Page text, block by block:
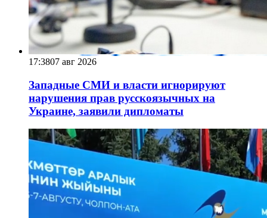
17:3807 авг 2026
Западные СМИ и власти игнорируют
нарушения прав русскоязычных на
Украине, заявили дипломаты